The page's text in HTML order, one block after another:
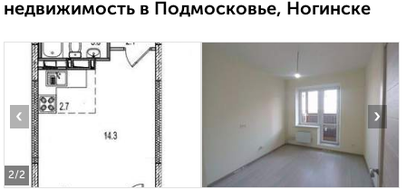
недвижимость в Подмосковье, Ногинске
2/2
‹ ›